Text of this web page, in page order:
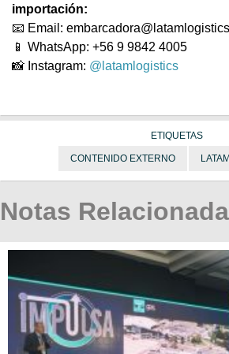
importación:
📧 Email:
📱 WhatsApp: +56 9 9842 4005
📸 Instagram: @latamlogistics
ETIQUETAS
CONTENIDO EXTERNO
Notas